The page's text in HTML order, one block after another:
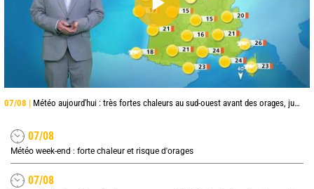
07/08 | Météo aujourd'hui : très fortes chaleurs au sud-ouest avant des orages, jusqu'à 39°C
07/08
Météo week-end : forte chaleur et risque d'orages
07/08